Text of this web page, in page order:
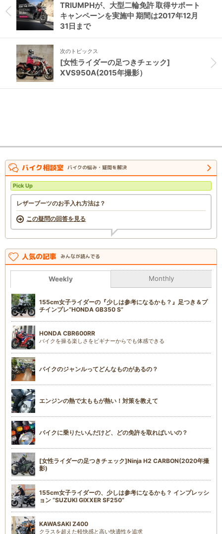
TRIUMPHが、大型二輪免許 取得サポート
キャンペーンを実施中 期間は2017年12月
31日まで
次のトピックス
[女性ライダーの足つきチェック]
XVS950A(2015年撮影）
バイク相談室 バイクの悩み・疑問を解決
Pick Up
レザーブーツのお手入れ方法は？
この疑問の回答を見る
人気の記事 みんなが読んでる
Weekly Monthly
155cm女子ライダーの『少しは参考になるかも？』足つき＆プ
チインプレ“HONDA GB350 S”
HONDA CBR600RR
バイクを操る楽しさをビギナーからでも体感できる
バイクのジャンルってどんなものがあるの？
エンジンの熱で太ももが熱い！対策を教えて
バイクに乗りたいんだけど、どの免許を取ればいいの？
[女性ライダーの足つきチェック]Ninja H2 CARBON(2020年撮
影)
155cm女子ライダーの、少しは参考になるかも？ インプレッシ
ョン “SUZUKI GIXXER SF250”
KAWASAKI Z400
クラスを超えた軽快感と高い快適性を追求